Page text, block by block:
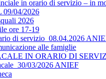
in orario di servizio – in
04/2026
2026
ore 17-19
di servizio_08.04.2026
alle famiglie
IN ORARIO DI
03/2026 ANIEF